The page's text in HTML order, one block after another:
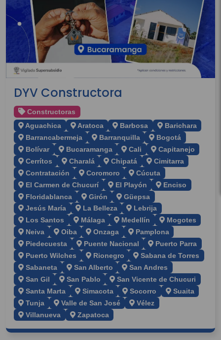
DYV Constructora
Constructoras
Aguachica
Aratoca Barbosa
Barichara
Barrancabermeja
Barranquilla
Bogotá
Bolívar
Bucaramanga Cali
Capitanejo
Cerrítos
Charalá Chipatá
Cimitarra
Contratación
Coromoro
Cúcuta
El Carmen de Chucurí
El Playón
Enciso
Floridablanca
Girón
Güepsa
Jesús María
La Belleza
Lebrija
Los Santos
Málaga Medellín
Mogotes
Neiva
Oiba Onzaga
Pamplona
Piedecuesta
Puente Nacional
Puerto Parra
Puerto Wilches
Rionegro
Sabana de Torres
Sabaneta
San Alberto
San Andres
San Gil
San Pablo
San Vicente de Chucuri
Santa Marta
Simacota Socorro
Suaita
Tunja
Valle de San José
Vélez
Villanueva
Zapatoca